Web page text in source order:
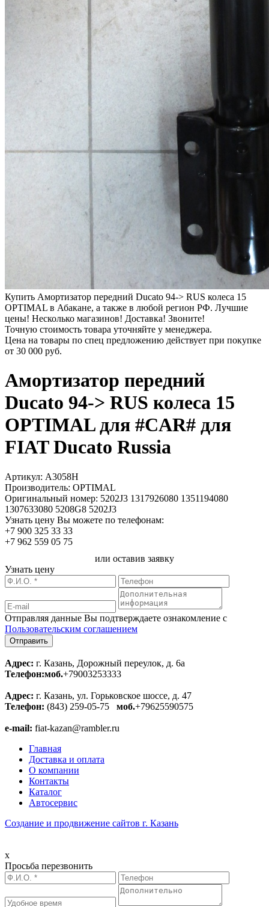
Купить Амортизатор передний Ducato 94-> RUS колеса 15
OPTIMAL в Абакане, а также в любой регион РФ. Лучшие
цены! Несколько магазинов! Доставка! Звоните!
Точную стоимость товара уточняйте у менеджера.
Цена на товары по спец предложению действует при покупке
от 30 000 руб.
Амортизатор передний
Ducato 94-> RUS колеса 15
OPTIMAL для #CAR# для
FIAT Ducato Russia
Артикул: A3058H
Производитель: OPTIMAL
Оригинальный номер: 5202J3 1317926080 1351194080
1307633080 5208G8 5202J3
Узнать цену Вы можете по телефонам:
+7 900 325 33 33
+7 962 559 05 75
или оставив заявку
Узнать цену
Отправляя данные Вы подтверждаете ознакомление с
Пользовательским соглашением
Адрес: г. Казань, Дорожный переулок, д. 6а
Телефон:моб.+79003253333
Адрес: г. Казань, ул. Горьковское шоссе, д. 47
Телефон: (843) 259-05-75 моб.+79625590575
e-mail: fiat-kazan@rambler.ru
Главная
Доставка и оплата
О компании
Контакты
Каталог
Автосервис
Создание и продвижение сайтов г. Казань
x
Просьба перезвонить